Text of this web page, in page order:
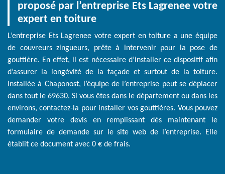
proposé par l’entreprise Ets Lagrenee votre
expert en toiture
L’entreprise Ets Lagrenee votre expert en toiture a une équipe
de couvreurs zingueurs, prête à intervenir pour la pose de
gouttière. En effet, il est nécessaire d’installer ce dispositif afin
d’assurer la longévité de la façade et surtout de la toiture.
Installée à Chaponost, l’équipe de l’entreprise peut se déplacer
dans tout le 69630. Si vous êtes dans le département ou dans les
environs, contactez-la pour installer vos gouttières. Vous pouvez
demander votre devis en remplissant dès maintenant le
formulaire de demande sur le site web de l’entreprise. Elle
établit ce document avec 0 € de frais.